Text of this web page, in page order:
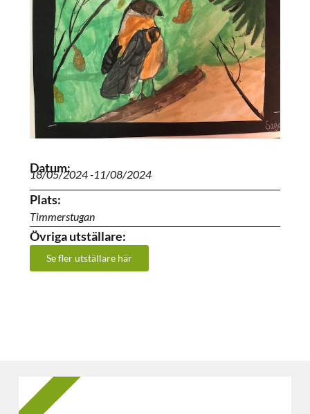
Datum:
18/05/2024 -11/08/2024
Plats:
Timmerstugan
Övriga utställare:
Se fler utställare här
2025